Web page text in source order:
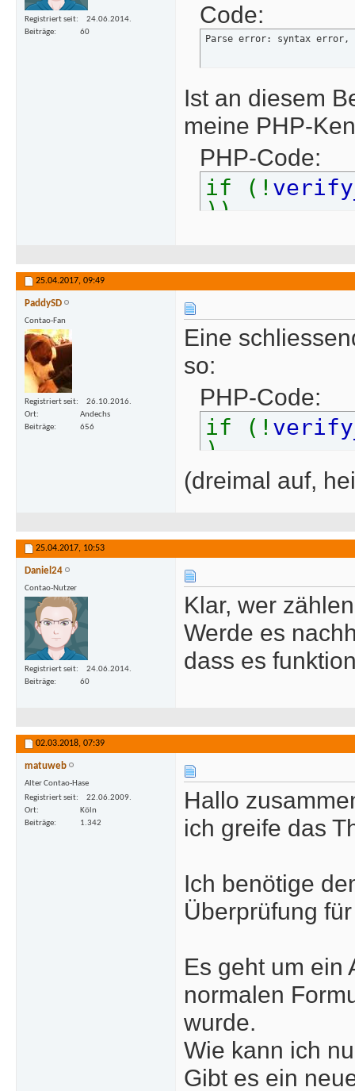
Registriert seit
24.06.2014.
Beiträge
60
Code:
Parse error: syntax error,
Ist an diesem
meine PHP-
PHP-Code:
if (!
))
25.04.2017, 09:49
PaddySD
Contao-Fan
Registriert seit
26.10.2016.
Ort
Andechs
Beiträge
656
Eine
so:
PHP-Code:
if (!
)
(dreimal auf,
25.04.2017, 10:53
Daniel24
Contao-Nutzer
Registriert seit
24.06.2014.
Beiträge
60
Klar, wer
Werde es
dass es
02.03.2018, 07:39
matuweb
Alter Contao-Hase
Registriert seit
22.06.2009.
Ort
Köln
Beiträge
1.342
Hallo
ich greife das
Ich benötige
Überprüfung
Es geht um ein
normalen
wurde.
Wie kann ich
Gibt es ein